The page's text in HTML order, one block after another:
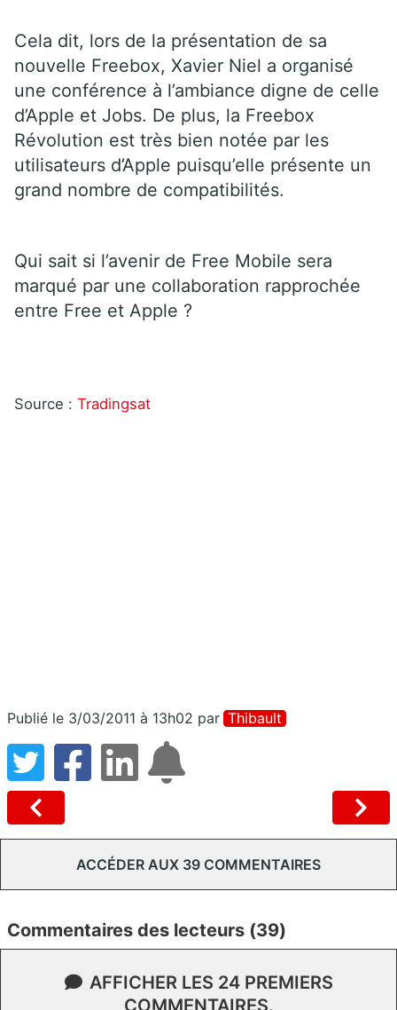
Cela dit, lors de la présentation de sa
nouvelle Freebox, Xavier Niel a organisé
une conférence à l’ambiance digne de celle
d’Apple et Jobs. De plus, la Freebox
Révolution est très bien notée par les
utilisateurs d’Apple puisqu’elle présente un
grand nombre de compatibilités.
Qui sait si l’avenir de Free Mobile sera
marqué par une collaboration rapprochée
entre Free et Apple ?
Source : Tradingsat
Publié le 3/03/2011 à 13h02 par Thibault
ACCÉDER AUX 39 COMMENTAIRES
Commentaires des lecteurs (39)
AFFICHER LES 24 PREMIERS
COMMENTAIRES.